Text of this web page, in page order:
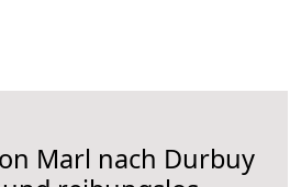
Marl nach Durbuy